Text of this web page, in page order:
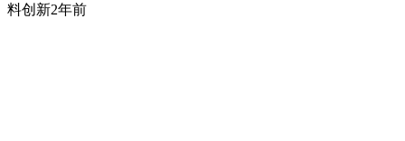
料创新2年前